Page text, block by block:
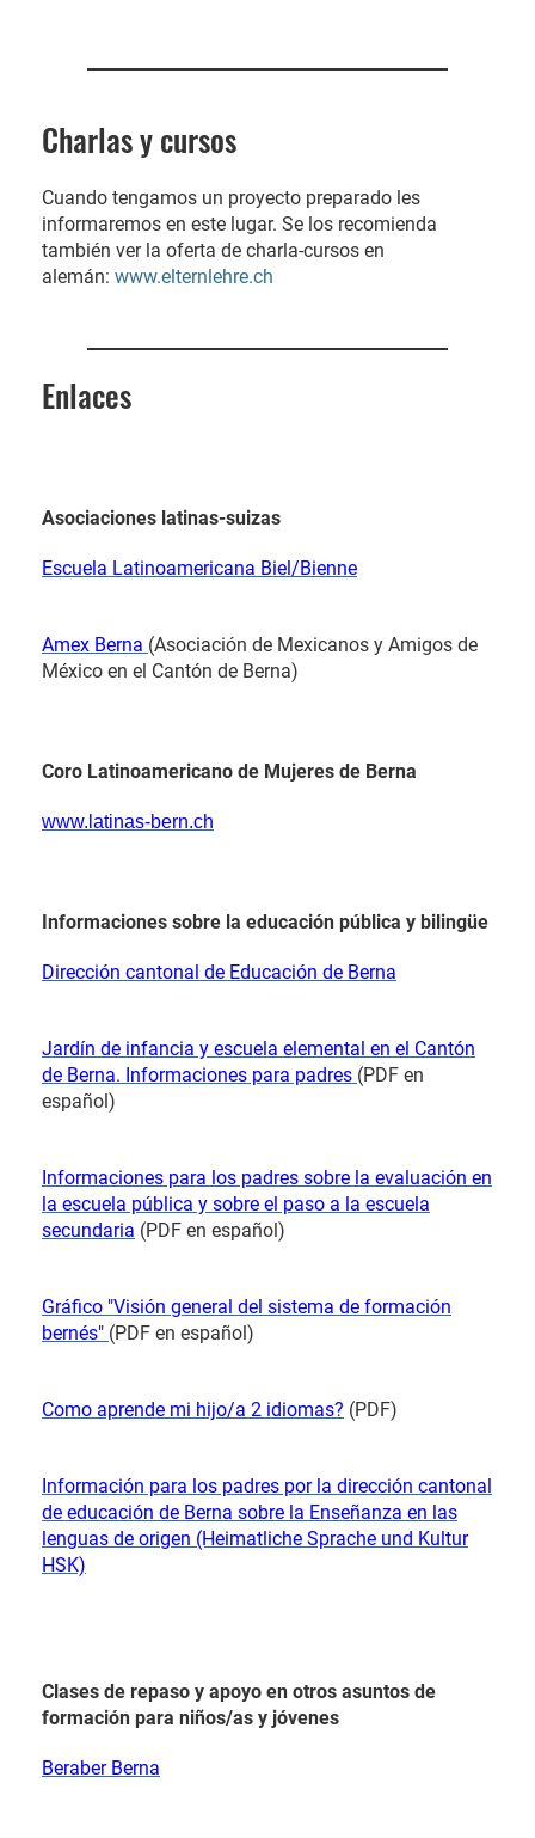
Charlas y cursos
Cuando tengamos un proyecto preparado les
informaremos en este lugar. Se los recomienda
también ver la oferta de charla-cursos en
alemán: www.elternlehre.ch
Enlaces
Asociaciones latinas-suizas
Escuela Latinoamericana Biel/Bienne
Amex Berna (Asociación de Mexicanos y Amigos de
México en el Cantón de Berna)
Coro Latinoamericano de Mujeres de Berna
www.latinas-bern.ch
Informaciones sobre la educación pública y bilingüe
Dirección cantonal de Educación de Berna
Jardín de infancia y escuela elemental en el Cantón
de Berna. Informaciones para padres (PDF en
español)
Informaciones para los padres sobre la evaluación en
la escuela pública y sobre el paso a la escuela
secundaria (PDF en español)
Gráfico "Visión general del sistema de formación
bernés" (PDF en español)
Como aprende mi hijo/a 2 idiomas? (PDF)
Información para los padres por la dirección cantonal
de educación de Berna sobre la Enseñanza en las
lenguas de origen (Heimatliche Sprache und Kultur
HSK)
Clases de repaso y apoyo en otros asuntos de
formación para niños/as y jóvenes
Beraber Berna